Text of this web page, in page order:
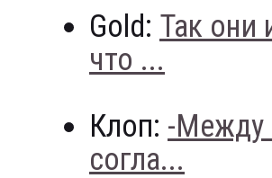
Gold: Так они
что ...
Клоп: -Между
согла...